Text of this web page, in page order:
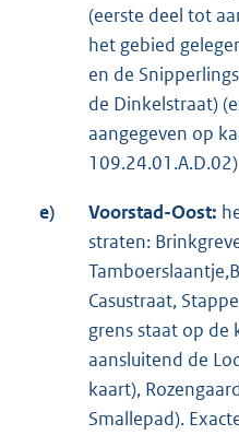
(eerste deel tot
het gebied
en de
de Dinkelstraat)
aangegeven op
109.24.01.A.D.02)
e) Voorstad-Oost:
straten:
Casustraat,
grens staat op de
aansluitend de
kaart),
Smallepad).